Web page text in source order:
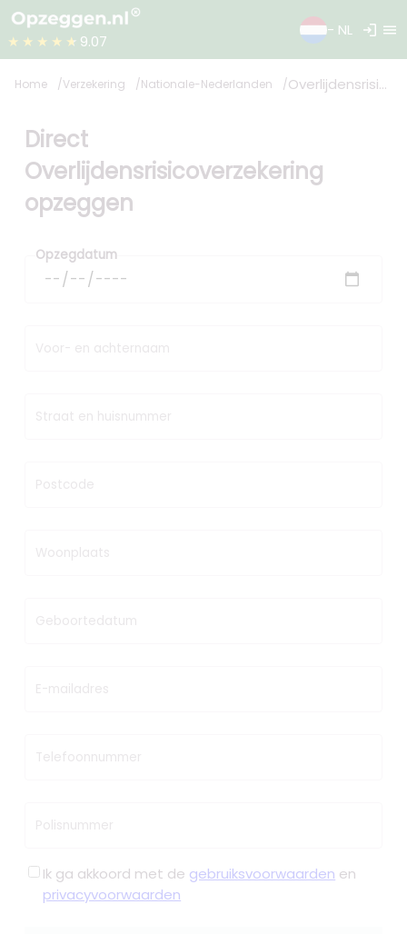
★★★★★ 9.07
- NL login menu
Home Verzekering Nationale-Nederlanden Overlijdensrisicoverzekering
Direct
Overlijdensrisicoverzekering
opzeggen
Opzegdatum
Voor- en achternaam
Straat en huisnummer
Postcode
Woonplaats
Geboortedatum
E-mailadres
Telefoonnummer
Polisnummer
Ik ga akkoord met de gebruiksvoorwaarden en
privacyvoorwaarden